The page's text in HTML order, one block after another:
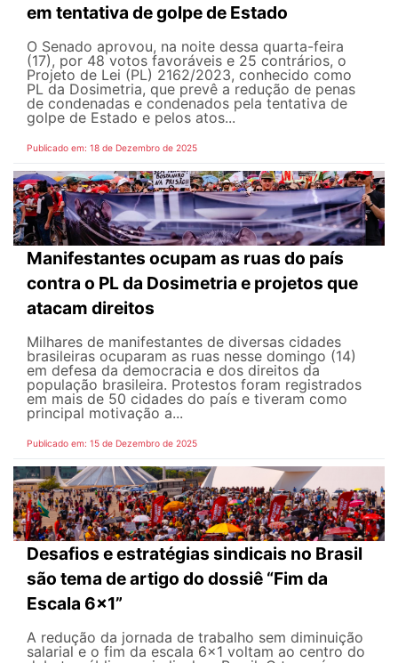
em tentativa de golpe de Estado
O Senado aprovou, na noite dessa quarta-feira
(17), por 48 votos favoráveis e 25 contrários, o
Projeto de Lei (PL) 2162/2023, conhecido como
PL da Dosimetria, que prevê a redução de penas
de condenadas e condenados pela tentativa de
golpe de Estado e pelos atos...
Publicado em: 18 de Dezembro de 2025
Manifestantes ocupam as ruas do país
contra o PL da Dosimetria e projetos que
atacam direitos
Milhares de manifestantes de diversas cidades
brasileiras ocuparam as ruas nesse domingo (14)
em defesa da democracia e dos direitos da
população brasileira. Protestos foram registrados
em mais de 50 cidades do país e tiveram como
principal motivação a...
Publicado em: 15 de Dezembro de 2025
Desafios e estratégias sindicais no Brasil
são tema de artigo do dossiê “Fim da
Escala 6×1”
A redução da jornada de trabalho sem diminuição
salarial e o fim da escala 6×1 voltam ao centro do